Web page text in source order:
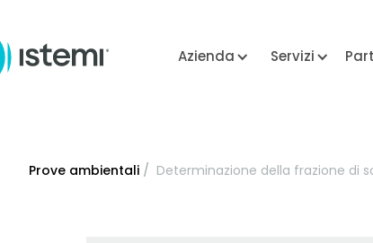
Azienda Servizi
Prove ambientali / Determinazione della frazione di